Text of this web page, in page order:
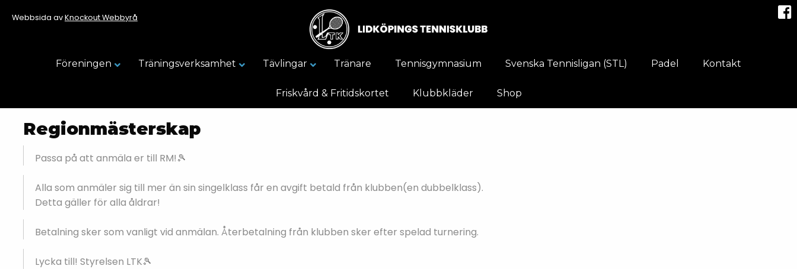
Föreningen Träningsverksamhet Tävlingar Tränare Tennisgymnasium Svenska Tennisligan (STL) Padel Kontakt
Friskvård & Fritidskortet Klubbkläder Shop
Webbsida avKnockout Webbyrå
Regionmästerskap
Passa på att anmäla er till RM!🎾
Alla som anmäler sig till mer än sin singelklass får en avgift betald från klubben(en dubbelklass).
Detta gäller för alla åldrar!
Betalning sker som vanligt vid anmälan. Återbetalning från klubben sker efter spelad turnering.
Lycka till! Styrelsen LTK🎾